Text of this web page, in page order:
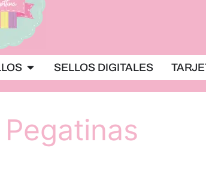
Abrir SELLOSSELLOS DIGITALES
Pegatinas